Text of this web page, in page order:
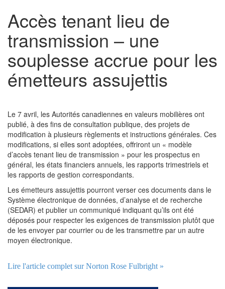
Accès tenant lieu de
transmission – une
souplesse accrue pour les
émetteurs assujettis
Le 7 avril, les Autorités canadiennes en valeurs mobilières ont
publié, à des fins de consultation publique, des projets de
modification à plusieurs règlements et instructions générales. Ces
modifications, si elles sont adoptées, offriront un « modèle
d’accès tenant lieu de transmission » pour les prospectus en
général, les états financiers annuels, les rapports trimestriels et
les rapports de gestion correspondants.
Les émetteurs assujettis pourront verser ces documents dans le
Système électronique de données, d’analyse et de recherche
(SEDAR) et publier un communiqué indiquant qu’ils ont été
déposés pour respecter les exigences de transmission plutôt que
de les envoyer par courrier ou de les transmettre par un autre
moyen électronique.
Lire l'article complet sur Norton Rose Fulbright »